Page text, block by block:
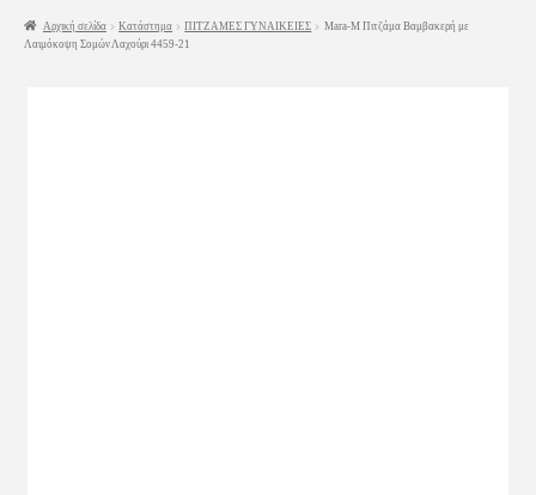
Αρχική σελίδα Κατάστημα ΠΙΤΖΑΜΕΣ ΓΥΝΑΙΚΕΙΕΣ
Mara-M Πιτζάμα Βαμβακερή με
Λαιμόκοψη Σομών Λαχούρι 4459-21